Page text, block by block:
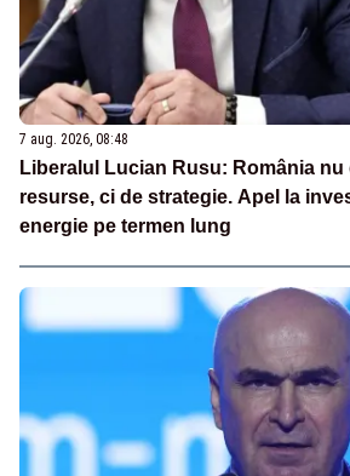
7 aug. 2026, 08:48
Liberalul Lucian Rusu: România nu
resurse, ci de strategie. Apel la
energie pe termen lung